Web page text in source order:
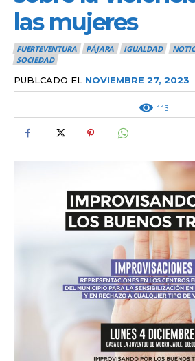
las mujeres
FUERTEVENTURA PÁJARA IGUALDAD
SOCIEDAD
PUBLCADO EL NOVIEMBRE 27, 2023
113